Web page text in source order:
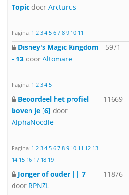
Topic door Arcturus
Pagina: 1 2 3 4 5 6 7 8 9 10 11
Disney's Magic Kingdom
- 13 door Altomare
Pagina: 1 2 3 4 5
5971
Beoordeel het profiel
boven je [6] door
AlphaNoodle
Pagina: 1 2 3 4 5 6 7 8 9 10 11 12 13
14 15 16 17 18 19
11669
Jonger of ouder || 7
door RPNZL
11876